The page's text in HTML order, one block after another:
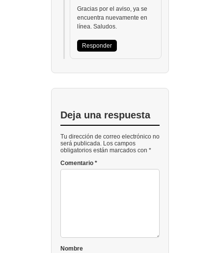
Gracias por el aviso, ya se
encuentra nuevamente en
línea. Saludos.
Responder
Deja una respuesta
Tu dirección de correo electrónico no
será publicada. Los campos
obligatorios están marcados con *
Comentario *
Nombre